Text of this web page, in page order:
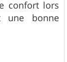
confort lors
une bonne